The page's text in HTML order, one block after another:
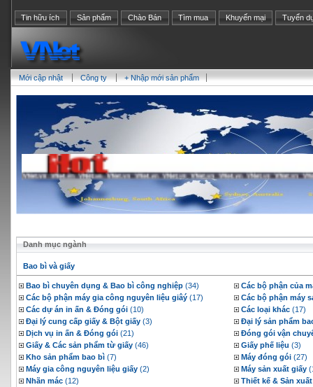
Tin hữu ích Sản phẩm Chào Bán Tìm mua Khuyến mại Tuyển
Mới cập nhật Công ty + Nhập mới sản phẩm
Danh mục ngành
Bao bì và giấy
Bao bì chuyên dụng & Bao bì công nghiệp (34)
Các bộ phận của
Các bộ phận máy gia công nguyên liệu giâý (17)
Các bộ phận máy
Các dự án in ấn & Đóng gói (10) Các loại khác (17)
Đại lý cung cấp giấy & Bột giấy (3)
Đại lý sản phẩm
Dịch vụ in ấn & Đóng gói (21)
Đóng gói vận
Giấy & Các sản phẩm từ giấy (46) Giấy phế liệu (3)
Kho sản phẩm bao bì (7) Máy đóng gói (27)
Máy gia công nguyên liệu giấy (2) Máy sản xuất giấy
Nhãn mác (12)
Thiết kế & Sản